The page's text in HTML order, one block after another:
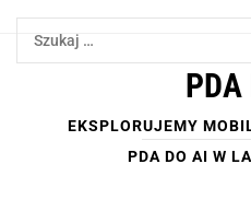
Skip
Szukaj:
PDA
EKSPLORUJEMY
PDA DO AI W